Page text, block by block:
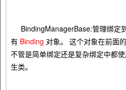
BindingManagerBase:管理绑定
有 Binding 对象。 这个对象在前面
不管是简单绑定还是复杂绑定中都
生类。